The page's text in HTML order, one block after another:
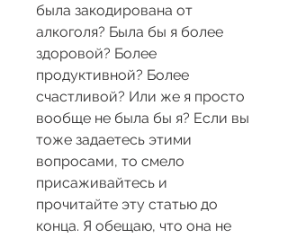
была закодирована от
алкоголя? Была бы я более
здоровой? Более
продуктивной? Более
счастливой? Или же я просто
вообще не была бы я? Если вы
тоже задаетесь этими
вопросами, то смело
присаживайтесь и
прочитайте эту статью до
конца. Я обещаю, что она не